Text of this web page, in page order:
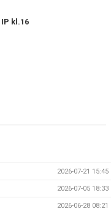
kl.16
2026-07-21 15:45
2026-07-05 18:33
2026-06-28 08:21